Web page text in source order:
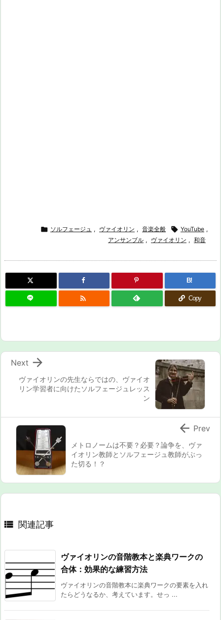
 ソルフェージュ , ヴァイオリン , 音楽全般  YouTube ,
アンサンブル , ヴァイオリン , 和音
B!
 Copy
ヴァイオリンの先生ならではの、ヴァイオ
リン学習者に向けたソルフェージュレッス
ン

Next
メトロノームは不要？必要？論争を、ヴァ
イオリン教師とソルフェージュ教師がぶっ
た切る！？
 Prev
 関連記事
ヴァイオリンの音階教本と楽典ワークの
合体：効果的な練習方法
ヴァイオリンの音階教本に楽典ワークの要素を入れ
たらどうなるか、考えています。せっ ...